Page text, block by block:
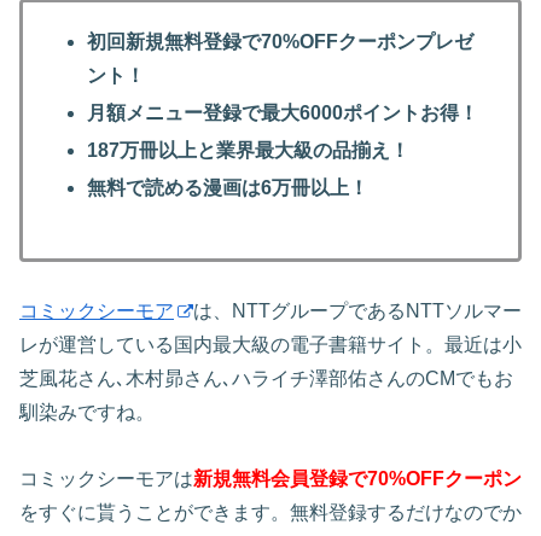
初回新規無料登録で70%OFFクーポンプレゼ
ント！
月額メニュー登録で最大6000ポイントお得！
187万冊以上と業界最大級の品揃え！
無料で読める漫画は6万冊以上！
コミックシーモア
は、NTTグループであるNTTソルマー
レが運営している国内最大級の電子書籍サイト。最近は小
芝風花さん､木村昴さん､ハライチ澤部佑さんのCMでもお
馴染みですね。
コミックシーモアは新規無料会員登録で70%OFFクーポン
をすぐに貰うことができます。無料登録するだけなのでか